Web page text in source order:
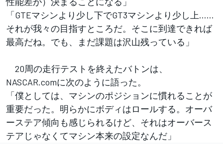
「GTEマシンより少し下でGT3マシンより少し上……
それが我々の目指すところだ。そこに到達できれば
最高だね。でも、まだ課題は沢山残っている」
20周の走行テストを終えたバトンは、
NASCAR.comに次のように語った。
「僕としては、マシンのポジションに慣れることが
重要だった。明らかにボディはロールする。オーバ
ーステア傾向も感じられるけど、それはオーバース
テアじゃなくてマシン本来の設定なんだ」